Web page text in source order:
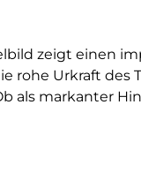
zeigt einen
Urkraft des
als markanter